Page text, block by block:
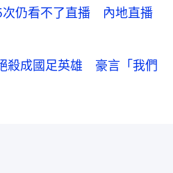
仍看不了直播 內地直播
殺成國足英雄 豪言「我們